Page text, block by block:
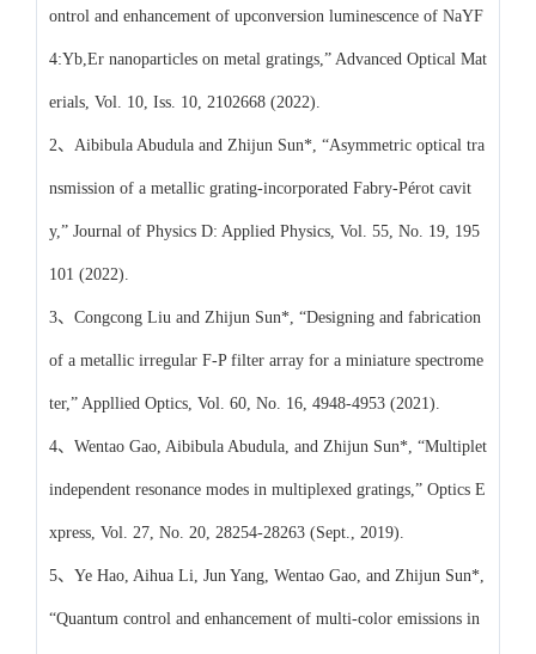
ontrol and enhancement of upconversion luminescence of NaYF
4:Yb,Er nanoparticles on metal gratings,” Advanced Optical Mat
erials, Vol. 10, Iss. 10, 2102668 (2022).
2、Aibibula Abudula and Zhijun Sun*, “Asymmetric optical tra
nsmission of a metallic grating-incorporated Fabry-Pérot cavit
y,” Journal of Physics D: Applied Physics, Vol. 55, No. 19, 195
101 (2022).
3、Congcong Liu and Zhijun Sun*, “Designing and fabrication
of a metallic irregular F-P filter array for a miniature spectrome
ter,” Appllied Optics, Vol. 60, No. 16, 4948-4953 (2021).
4、Wentao Gao, Aibibula Abudula, and Zhijun Sun*, “Multiplet
independent resonance modes in multiplexed gratings,” Optics E
xpress, Vol. 27, No. 20, 28254-28263 (Sept., 2019).
5、Ye Hao, Aihua Li, Jun Yang, Wentao Gao, and Zhijun Sun*,
“Quantum control and enhancement of multi-color emissions in